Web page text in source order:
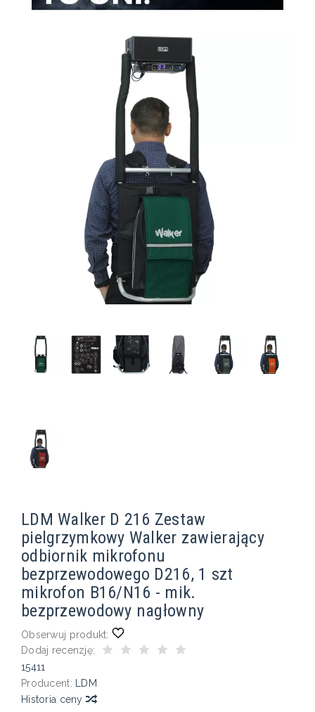
LDM Walker D 216 Zestaw
pielgrzymkowy Walker zawierający
odbiornik mikrofonu
bezprzewodowego D216, 1 szt
mikrofon B16/N16 - mik.
bezprzewodowy nagłowny
Obserwuj produkt:
Dodaj recenzję:
15411
Producent: LDM
Historia ceny